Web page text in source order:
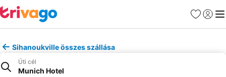
Kedvencek
Sihanoukville összes szállása
Úti cél
Munich Hotel